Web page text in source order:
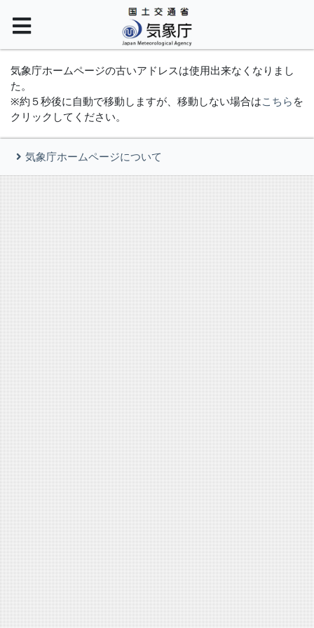
気象庁ホームページの古いアドレスは使用出来なくなりまし
た。
※約５秒後に自動で移動しますが、移動しない場合はこちら を
クリックしてください。
気象庁ホームページについて